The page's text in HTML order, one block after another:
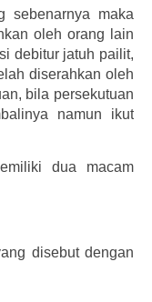
sebenarnya maka
oleh orang lain
debitur jatuh pailit,
diserahkan oleh
bila persekutuan
namun ikut
dua macam
disebut dengan